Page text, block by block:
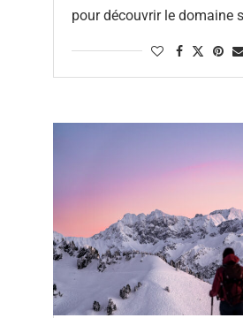
pour découvrir le domaine